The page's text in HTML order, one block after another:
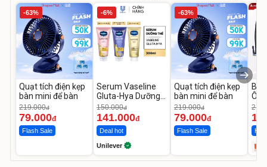
-63%
Quạt tích điện kẹp
bàn mini để bàn
219.000đ
79.000đ
Flash Sale
-6%
Serum Vaseline
Gluta-Hya Dưỡng
Da Sáng Mịn Sau 7
Ngày
150.000đ
141.000đ
Deal hot
Unilever
-63%
Quạt tích điện kẹp
bàn mini để bàn
219.000đ
79.000đ
Flash Sale
Ô
Hot